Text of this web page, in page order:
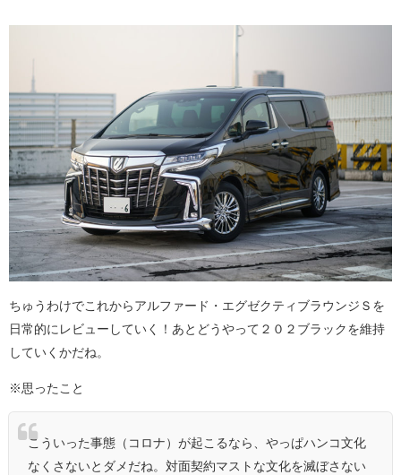
ちゅうわけでこれからアルファード・エグゼクティブラウンジＳを
日常的にレビューしていく！あとどうやって２０２ブラックを維持
していくかだね。
※思ったこと
こういった事態（コロナ）が起こるなら、やっぱハンコ文化
なくさないとダメだね。対面契約マストな文化を滅ぼさない